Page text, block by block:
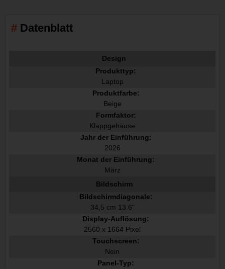
Datenblatt
Design
Produkttyp:
Laptop
Produktfarbe:
Beige
Formfaktor:
Klappgehäuse
Jahr der Einführung:
2026
Monat der Einführung:
März
Bildschirm
Bildschirmdiagonale:
34,5 cm 13.6"
Display-Auflösung:
2560 x 1664 Pixel
Touchscreen:
Nein
Panel-Typ: